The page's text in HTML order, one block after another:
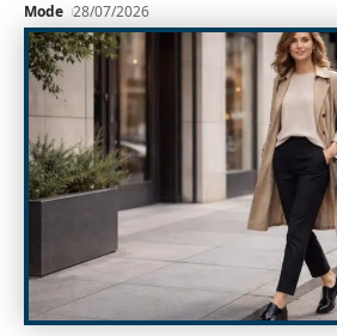
Mode 28/07/2026